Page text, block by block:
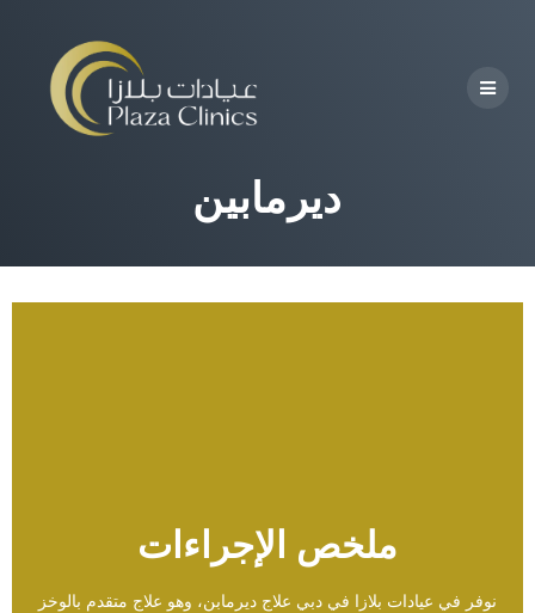
ديرمابين
ملخص الإجراءات
نوفر في عيادات بلازا في دبي علاج ديرمابن، وهو علاج متقدم بالوخز